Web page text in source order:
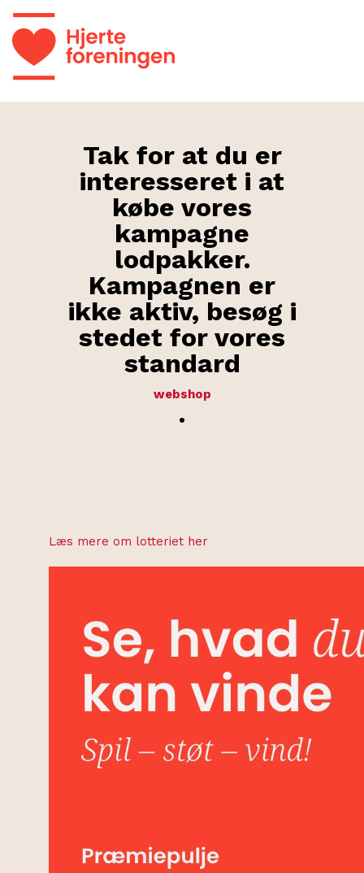
Tak for at du er
interesseret i at
købe vores
kampagne
lodpakker.
Kampagnen er
ikke aktiv, besøg i
stedet for vores
standard
webshop
.
Læs mere om lotteriet her